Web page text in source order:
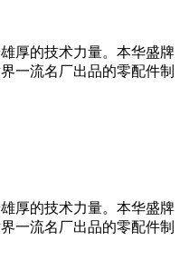
厚的技术力量。本华盛牌
一流名厂出品的零配件制
厚的技术力量。本华盛牌
一流名厂出品的零配件制